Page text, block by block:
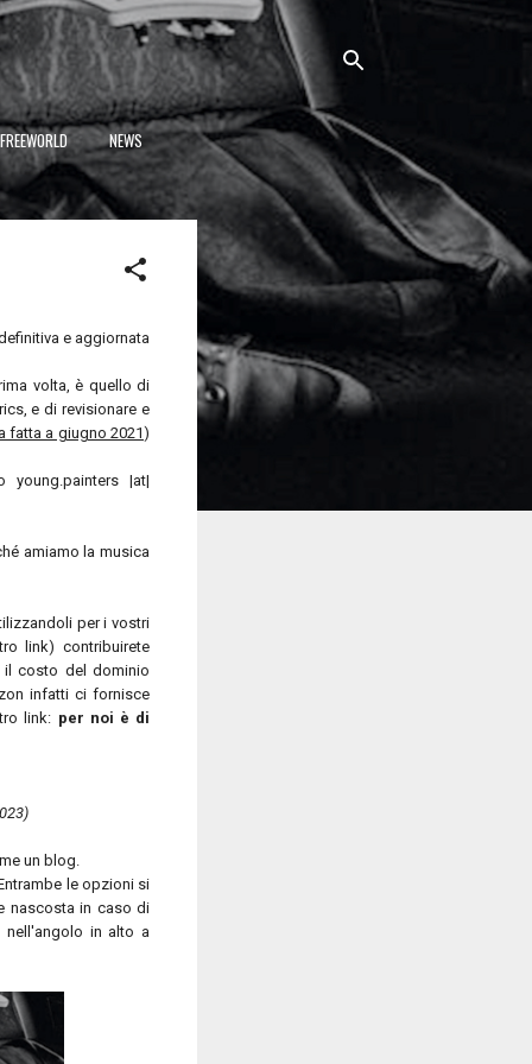
NEWS
e aggiornata
volta, è quello di
e di revisionare e
fatta a giugno 2021)
young.painters |at|
amiamo la musica
per i vostri
link) contribuirete
il costo del dominio
infatti ci fornisce
link: per noi è di
un blog.
le opzioni si
nascosta in caso di
in alto a